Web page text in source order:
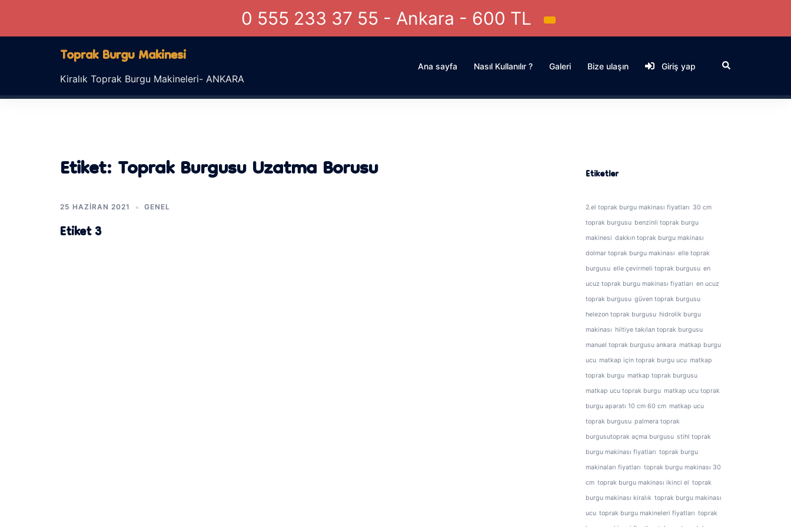
Toprak Burgu Makinesi
Kiralık Toprak Burgu Makineleri- ANKARA
Ana sayfa Nasıl Kullanılır ? Galeri Bize ulaşın Giriş yap Search
Etiket:Toprak Burgusu Uzatma Borusu
25 HAZIRAN 2021 GENEL
Etiket 3
Etiketler
2.el toprak burgu makinası fiyatları 30 cm
toprak burgusu benzinli toprak burgu
makinesi dakkın toprak burgu makinası
dolmar toprak burgu makinası elle toprak
burgusu elle çevirmeli toprak burgusu en
ucuz toprak burgu makinası fiyatları en ucuz
toprak burgusu güven toprak burgusu
helezon toprak burgusu hidrolik burgu
makinası hiltiye takılan toprak burgusu
manuel toprak burgusu ankara matkap burgu
ucu matkap için toprak burgu ucu matkap
toprak burgu matkap toprak burgusu
matkap ucu toprak burgu matkap ucu toprak
burgu aparatı 10 cm 60 cm matkap ucu
toprak burgusu palmera toprak
burgusutoprak açma burgusu stihl toprak
burgu makinası fiyatları toprak burgu
makinaları fiyatları toprak burgu makinası 30
cm toprak burgu makinası ikinci el toprak
burgu makinası kiralık toprak burgu makinası
ucu toprak burgu makineleri fiyatları toprak
0 555 233 37 55 - Ankara - 600 TL